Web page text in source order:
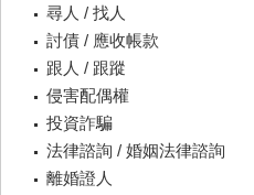
尋人 / 找人
討債 / 應收帳款
跟人 / 跟蹤
侵害配偶權
投資詐騙
法律諮詢 / 婚姻法律諮詢
離婚證人